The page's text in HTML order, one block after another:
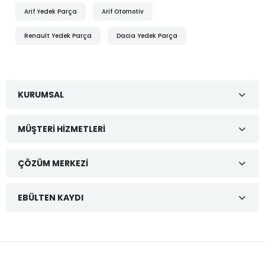
Arif Yedek Parça Arif Otomotiv
Renault Yedek Parça Dacia Yedek Parça
KURUMSAL
MÜŞTERI HIZMETLERI
ÇÖZÜM MERKEZI
EBÜLTEN KAYDI